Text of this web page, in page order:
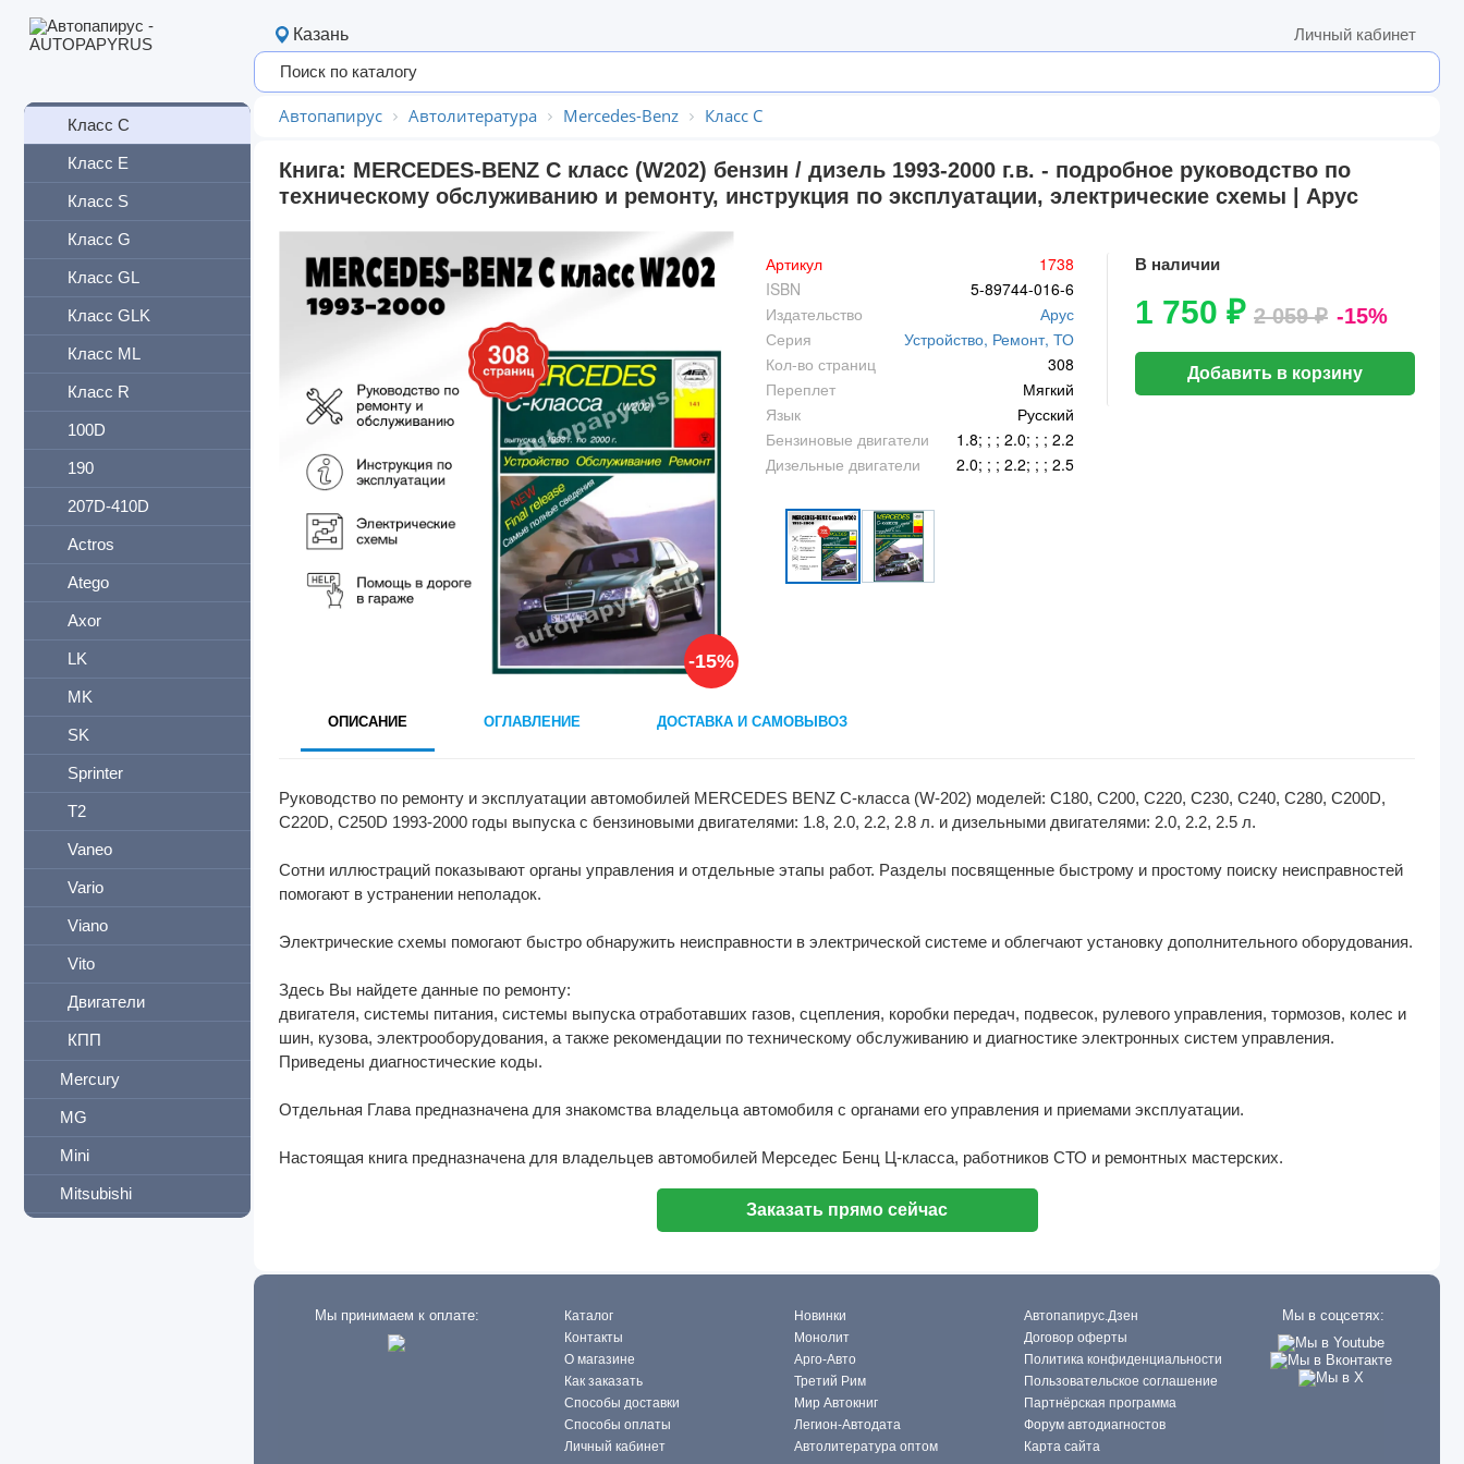
Класс A
Класс C
Класс E
Класс S
Класс G
Класс GL
Класс GLK
Класс ML
Класс R
100D
190
207D-410D
Actros
Atego
Axor
LK
MK
SK
Sprinter
T2
Vaneo
Vario
Viano
Vito
Двигатели
КПП
Mercury
MG
Mini
Mitsubishi
Казань Личный кабинет
Автопапирус Автолитература Mercedes-Benz Класс C
Книга: MERCEDES-BENZ C класс (W202) бензин / дизель 1993-2000 г.в. - подробное руководство по
техническому обслуживанию и ремонту, инструкция по эксплуатации, электрические схемы | Арус
-15%
Артикул
1738
ISBN
5-89744-016-6
Издательство
Арус
Серия
Устройство, Ремонт, ТО
Кол-во страниц
308
Переплет
Мягкий
Язык
Русский
Бензиновые двигатели
1.8; ; ; 2.0; ; ; 2.2
Дизельные двигатели
2.0; ; ; 2.2; ; ; 2.5
В наличии
1 750 ₽2 059 ₽ -15%
Добавить в корзину
ОПИСАНИЕ ОГЛАВЛЕНИЕ ДОСТАВКА И САМОВЫВОЗ
Руководство по ремонту и эксплуатации автомобилей MERCEDES BENZ C-класса (W-202) моделей: C180, C200, C220, C230, C240, C280, C200D,
C220D, C250D 1993-2000 годы выпуска с бензиновыми двигателями: 1.8, 2.0, 2.2, 2.8 л. и дизельными двигателями: 2.0, 2.2, 2.5 л.
Сотни иллюстраций показывают органы управления и отдельные этапы работ. Разделы посвященные быстрому и простому поиску неисправностей
помогают в устранении неполадок.
Электрические схемы помогают быстро обнаружить неисправности в электрической системе и облегчают установку дополнительного оборудования.
Здесь Вы найдете данные по ремонту:
двигателя, системы питания, системы выпуска отработавших газов, сцепления, коробки передач, подвесок, рулевого управления, тормозов, колес и
шин, кузова, электрооборудования, а также рекомендации по техническому обслуживанию и диагностике электронных систем управления.
Приведены диагностические коды.
Отдельная Глава предназначена для знакомства владельца автомобиля с органами его управления и приемами эксплуатации.
Настоящая книга предназначена для владельцев автомобилей Мерседес Бенц Ц-класса, работников СТО и ремонтных мастерских.
Заказать прямо сейчас
Мы принимаем к оплате:
Каталог
Контакты
О магазине
Как заказать
Способы доставки
Способы оплаты
Личный кабинет
Новинки
Монолит
Арго-Авто
Третий Рим
Мир Автокниг
Легион-Автодата
Автолитература оптом
Автопапирус.Дзен
Договор оферты
Политика конфиденциальности
Пользовательское соглашение
Партнёрская программа
Форум автодиагностов
Карта сайта
Мы в соцсетях: